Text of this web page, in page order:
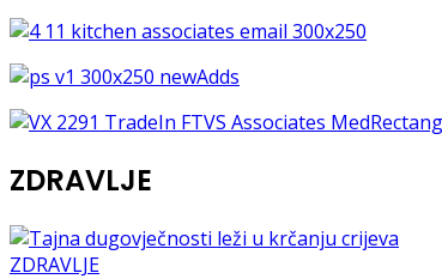
ZDRAVLJE
ZDRAVLJE